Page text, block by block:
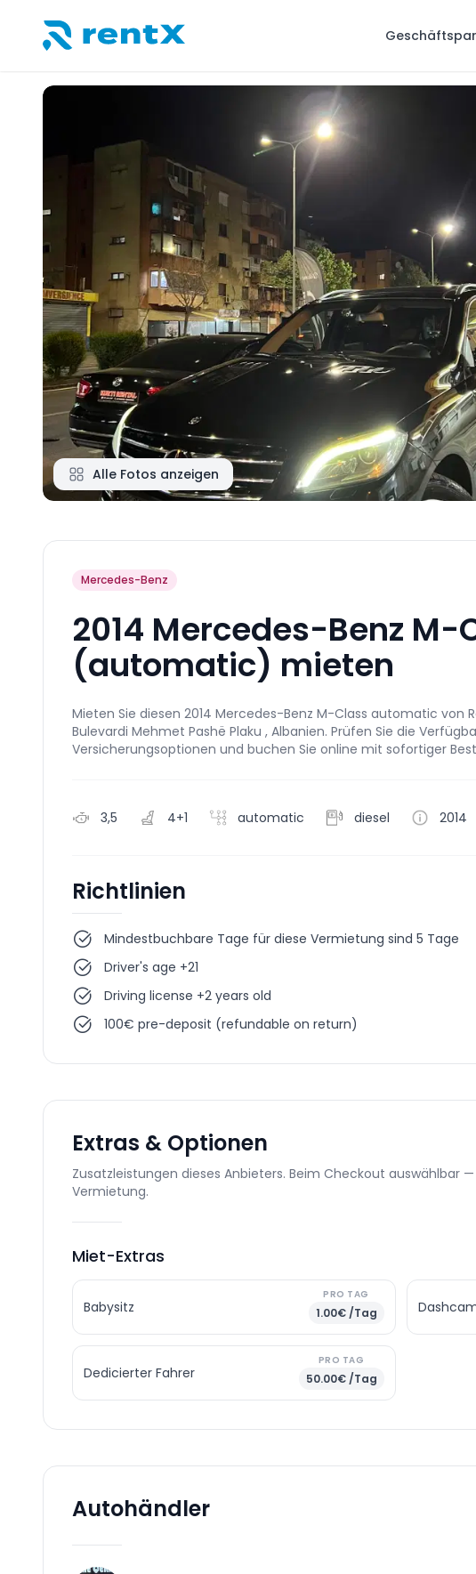
Alle Fotos anzeigen
Mercedes-Benz
2014 Mercedes-Benz M-
(automatic) mieten
Mieten Sie diesen 2014 Mercedes-Benz M-Class automatic von
Bulevardi Mehmet Pashë Plaku , Albanien. Prüfen Sie die
Versicherungsoptionen und buchen Sie online mit sofortiger
3,5 4+1 automatic diesel 2014
Richtlinien
Mindestbuchbare Tage für diese Vermietung sind 5 Tage
Driver's age +21
Driving license +2 years old
100€ pre-deposit (refundable on return)
Extras & Optionen
Zusatzleistungen dieses Anbieters. Beim Checkout auswählbar
Vermietung.
Miet-Extras
Babysitz
PRO TAG
1.00€ /Tag
Dedicierter Fahrer
PRO TAG
50.00€ /Tag
Autohändler